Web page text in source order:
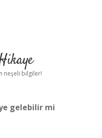
neşeli bilgiler!
gelebilir mi